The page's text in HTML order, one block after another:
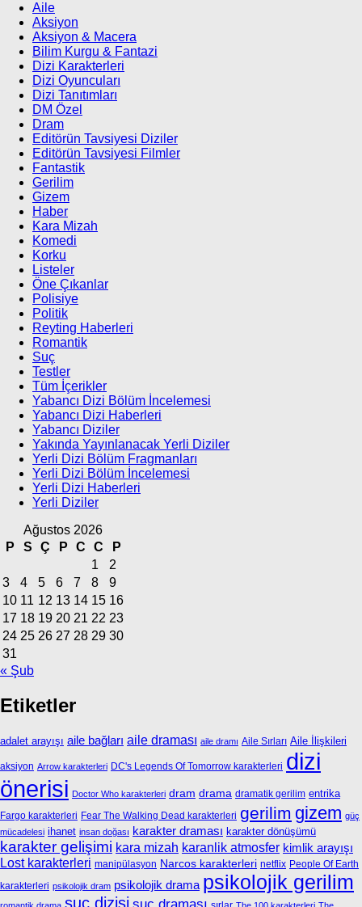
Aile
Aksiyon
Aksiyon & Macera
Bilim Kurgu & Fantazi
Dizi Karakterleri
Dizi Oyuncuları
Dizi Tanıtımları
DM Özel
Dram
Editörün Tavsiyesi Diziler
Editörün Tavsiyesi Filmler
Fantastik
Gerilim
Gizem
Haber
Kara Mizah
Komedi
Korku
Listeler
Öne Çıkanlar
Polisiye
Politik
Reyting Haberleri
Romantik
Suç
Testler
Tüm İçerikler
Yabancı Dizi Bölüm İncelemesi
Yabancı Dizi Haberleri
Yabancı Diziler
Yakında Yayınlanacak Yerli Diziler
Yerli Dizi Bölüm Fragmanları
Yerli Dizi Bölüm İncelemesi
Yerli Dizi Haberleri
Yerli Diziler
Ağustos 2026
P
S Ç P C C
P
1
2
3
4 5 6 7 8
9
10 11 12 13 14 15 16
17 18 19 20 21 22 23
24 25 26 27 28 29 30
31
« Şub
Etiketler
adalet arayışı aile bağları aile draması aile dramı Aile Sırları Aile İlişkileri
aksiyon Arrow karakterleri DC's Legends Of Tomorrow karakterleri dizi
önerisi Doctor Who karakterleri dram drama dramatik gerilim entrika
Fargo karakterleri Fear The Walking Dead karakterleri gerilim gizem güç
mücadelesi ihanet insan doğası karakter draması karakter dönüşümü
karakter gelişimi kara mizah karanlik atmosfer kimlik arayışı
Lost karakterleri manipülasyon Narcos karakterleri netflix People Of Earth
karakterleri psikolojik dram psikolojik drama psikolojik gerilim
suç dizisi